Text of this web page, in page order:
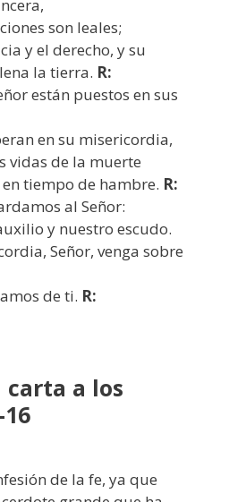
son leales;
y el derecho, y su
la tierra. R:
están puestos en sus
en su misericordia,
vidas de la muerte
tiempo de hambre. R:
al Señor:
y nuestro escudo.
Señor, venga sobre
de ti. R:
a los
de la fe, ya que